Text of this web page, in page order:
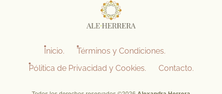
Inicio.
Términos y Condiciones.
Pólitica de Privacidad y Cookies.
Contacto.